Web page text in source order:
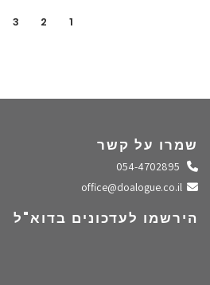
1
2
3
שמרו על קשר
התקשרו אלינו
שלחו מייל
הירשמו לעדכונים בדוא"ל